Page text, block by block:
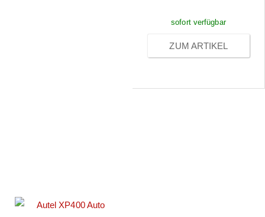
sofort verfügbar
ZUM ARTIKEL